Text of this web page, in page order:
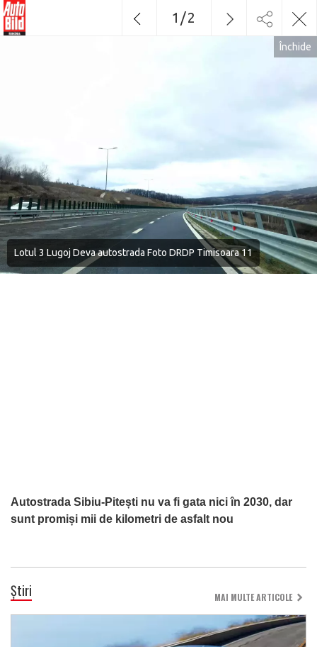
Lotul 3 Lugoj Deva autostrada Foto DRDP Timisoara 11
Autostrada Sibiu-Pitești nu va fi gata nici în 2030, dar
sunt promiși mii de kilometri de asfalt nou
Închide
1 /2
Știri MAI MULTE ARTICOLE